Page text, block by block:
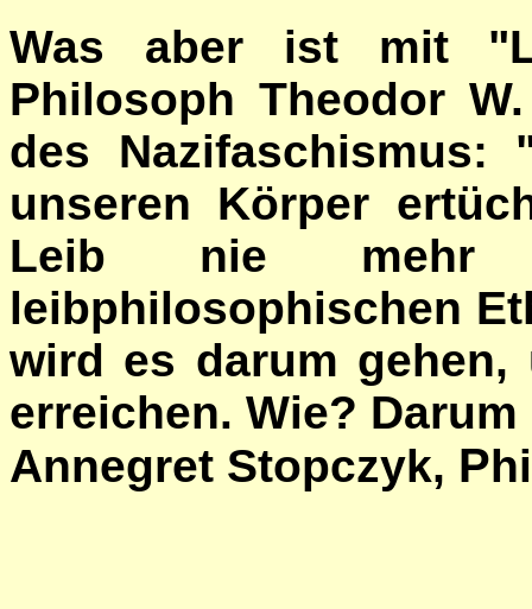
Was aber ist mit
Philosoph Theodor
des
unseren Körper
Leib nie mehr
leibphilosophischen
wird es darum
erreichen. Wie?
Annegret Stopczyk, P